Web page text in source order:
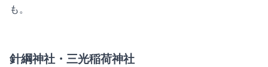
も。
針綱神社・三光稲荷神社